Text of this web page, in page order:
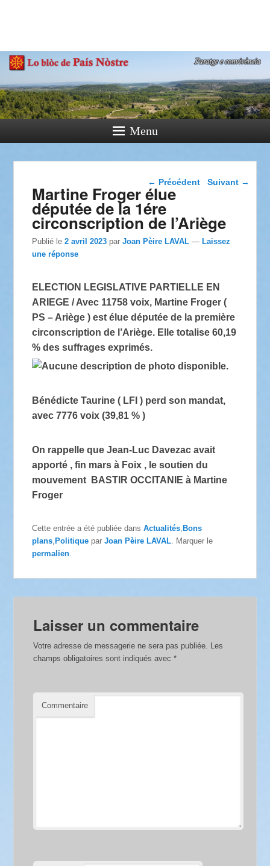
Paratge e Convivència
Menu
Navigation dans les
← Précédent Suivant →
Martine Froger élue
députée de la 1ére
circonscription de l’Ariège
Publié le2 avril 2023 parJoan Pèire LAVAL —Laissez
une réponse
ELECTION LEGISLATIVE PARTIELLE EN
ARIEGE / Avec 11758 voix, Martine Froger (
PS – Ariège ) est élue députée de la première
circonscription de l’Ariège. Elle totalise 60,19
% des suffrages exprimés.
Bénédicte Taurine ( LFI ) perd son mandat,
avec 7776 voix (39,81 % )
On rappelle que Jean-Luc Davezac avait
apporté , fin mars à Foix , le soutien du
mouvement BASTIR OCCITANIE à Martine
Froger
Cette entrée a été publiée dansActualités Bons
plans Politique parJoan Pèire LAVAL . Marquer le
permalien
Laisser un commentaire
Votre adresse de messagerie ne sera pas publiée.
Les
champs obligatoires sont indiqués avec*
Commentaire